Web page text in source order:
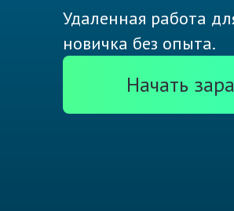
Удаленная работа
новичка без опыта.
Начать